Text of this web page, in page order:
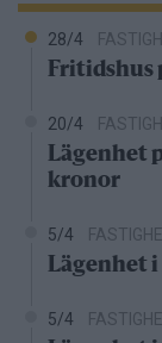
28/4
Fritidshus
20/4
Lägenhet
kronor
5/4
Lägenhet i
5/4